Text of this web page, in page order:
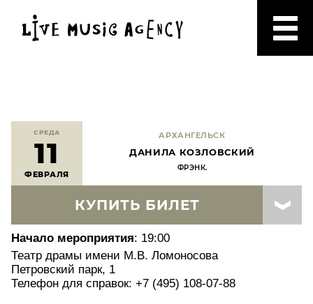
СРЕДА
11
ФЕВРАЛЯ
АРХАНГЕЛЬСК
ДАНИЛА КОЗЛОВСКИЙ
ФРЭНК.
КУПИТЬ БИЛЕТ
Начало мероприятия: 19:00
Театр драмы имени М.В. Ломоносова
Петровский парк, 1
Телефон для справок: +7 (495) 108-07-88